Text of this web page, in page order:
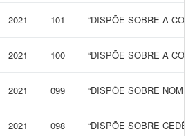
2021 101 “DISPÕE SOBRE A
2021 100 “DISPÕE SOBRE A
2021 099 “DISPÕE SOBRE
2021 098 “DISPÕE SOBRE